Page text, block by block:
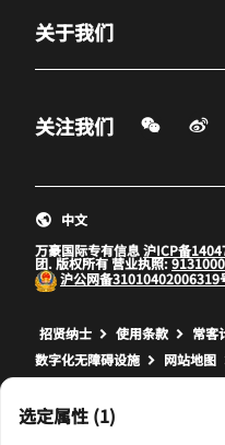
选定属性 (1)
关于我们
关注我们 微信扫
打
万豪国际专有信息沪ICP备
团. 版权所有 营业执照:
沪公网备31010402006319
中文
招贤纳士 打开新窗口
使用条款 打
常客
数字化无障碍设施
网站地图
prod17,C3CF2D18-43A0-